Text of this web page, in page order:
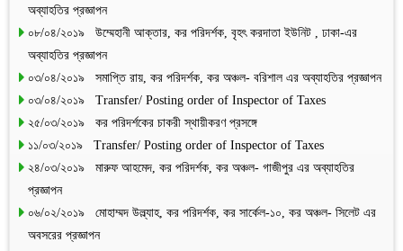
অব্যাহতির প্রজ্ঞাপন
০৮/০৪/২০১৯ উম্মেহানী আক্তার, কর পরিদর্শক, বৃহৎ করদাতা ইউনিট , ঢাকা-এর
অব্যাহতির প্রজ্ঞাপন
০৩/০৪/২০১৯ সমাপ্তি রায়, কর পরিদর্শক, কর অঞ্চল- বরিশাল এর অব্যাহতির প্রজ্ঞাপন
০৩/০৪/২০১৯ Transfer/ Posting order of Inspector of Taxes
২৫/০৩/২০১৯ কর পরিদর্শকের চাকরী স্থায়ীকরণ প্রসঙ্গে
১১/০৩/২০১৯ Transfer/ Posting order of Inspector of Taxes
২৪/০৩/২০১৯ মারুফ আহমেদ, কর পরিদর্শক, কর অঞ্চল- গাজীপুর এর অব্যাহতির
প্রজ্ঞাপন
০৬/০২/২০১৯ মোহাম্মদ উল্ল্যাহ, কর পরিদর্শক, কর সার্কেল-১০, কর অঞ্চল- সিলেট এর
অবসরের প্রজ্ঞাপন